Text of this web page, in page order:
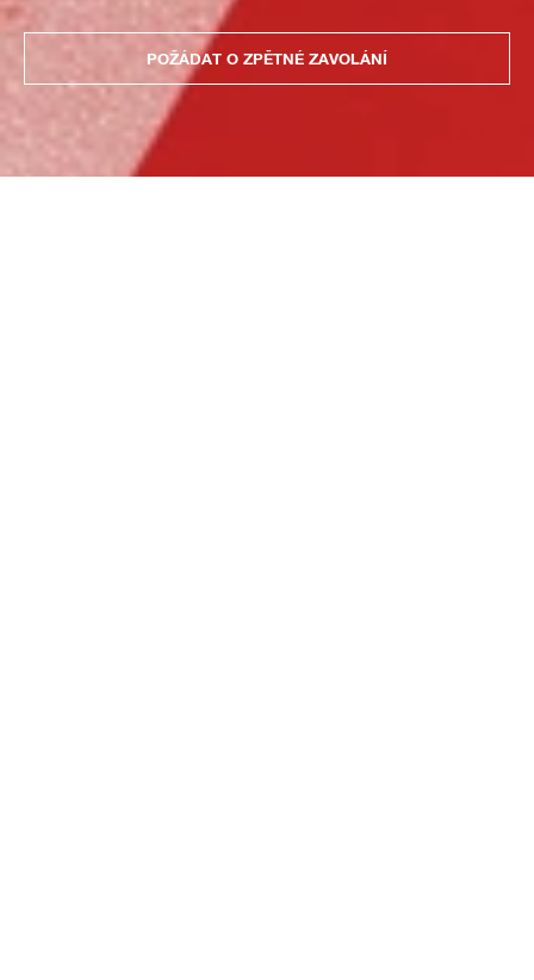
POŽÁDAT O ZPĚTNÉ ZAVOLÁNÍ